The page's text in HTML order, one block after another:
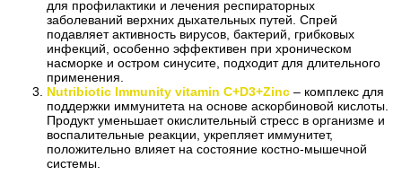
для профилактики и лечения респираторных
заболеваний верхних дыхательных путей. Спрей
подавляет активность вирусов, бактерий, грибковых
инфекций, особенно эффективен при хроническом
насморке и остром синусите, подходит для длительного
применения.
Nutribiotic Immunity vitamin C+D3+Zinc – комплекс для
поддержки иммунитета на основе аскорбиновой кислоты.
Продукт уменьшает окислительный стресс в организме и
воспалительные реакции, укрепляет иммунитет,
положительно влияет на состояние костно-мышечной
системы.